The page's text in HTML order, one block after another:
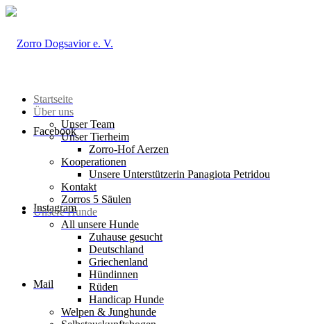
Facebook
Instagram
Mail
Startseite
Über uns
Unser Team
Unser Tierheim
Zorro-Hof Aerzen
Kooperationen
Unsere Unterstützerin Panagiota Petridou
Kontakt
Zorros 5 Säulen
Unsere Hunde
All unsere Hunde
Zuhause gesucht
Deutschland
Griechenland
Hündinnen
Rüden
Handicap Hunde
Welpen & Junghunde